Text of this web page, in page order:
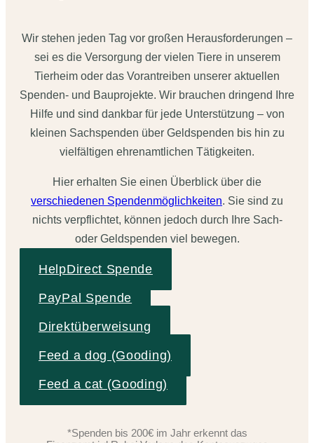
Wir stehen jeden Tag vor großen Herausforderungen –
sei es die Versorgung der vielen Tiere in unserem
Tierheim oder das Vorantreiben unserer aktuellen
Spenden- und Bauprojekte. Wir brauchen dringend Ihre
Hilfe und sind dankbar für jede Unterstützung – von
kleinen Sachspenden über Geldspenden bis hin zu
vielfältigen ehrenamtlichen Tätigkeiten.
Hier erhalten Sie einen Überblick über die
verschiedenen Spendenmöglichkeiten. Sie sind zu
nichts verpflichtet, können jedoch durch Ihre Sach-
oder Geldspenden viel bewegen.
HelpDirect Spende
PayPal Spende
Direktüberweisung
Feed a dog (Gooding)
Feed a cat (Gooding)
*Spenden bis 200€ im Jahr erkennt das